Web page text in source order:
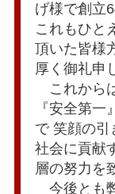
げ様で創立
これもひと
頂いた皆様
厚く御礼申
これから
『安全第
で 笑顔の引
社会に貢献
層の努力を
今後とも